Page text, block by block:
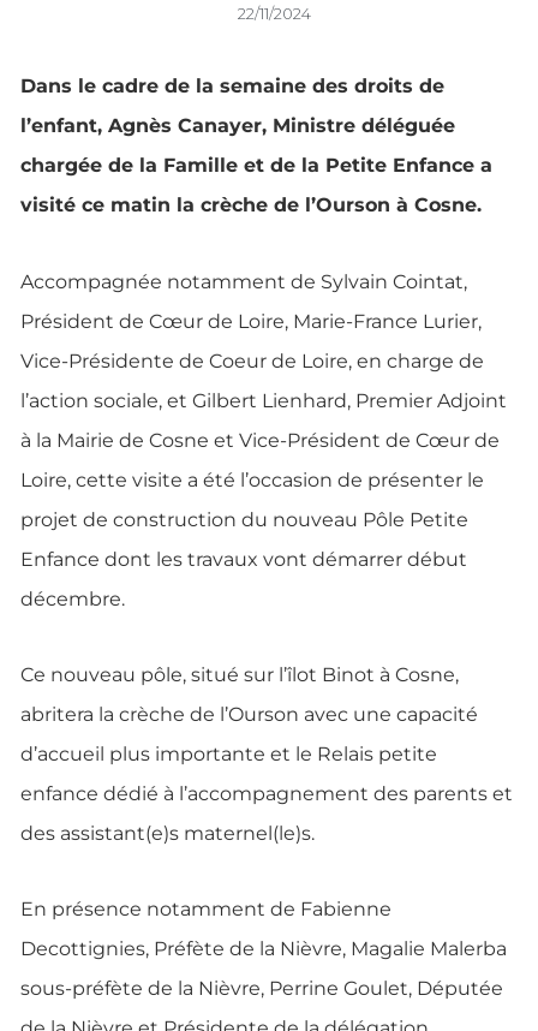
22/11/2024
Dans le cadre de la semaine des droits de
l’enfant, Agnès Canayer, Ministre déléguée
chargée de la Famille et de la Petite Enfance a
visité ce matin la crèche de l’Ourson à Cosne.
Accompagnée notamment de Sylvain Cointat,
Président de Cœur de Loire, Marie-France Lurier,
Vice-Présidente de Coeur de Loire, en charge de
l’action sociale, et Gilbert Lienhard, Premier Adjoint
à la Mairie de Cosne et Vice-Président de Cœur de
Loire, cette visite a été l’occasion de présenter le
projet de construction du nouveau Pôle Petite
Enfance dont les travaux vont démarrer début
décembre.
Ce nouveau pôle, situé sur l’îlot Binot à Cosne,
abritera la crèche de l’Ourson avec une capacité
d’accueil plus importante et le Relais petite
enfance dédié à l’accompagnement des parents et
des assistant(e)s maternel(le)s.
En présence notamment de Fabienne
Decottignies, Préfète de la Nièvre, Magalie Malerba
sous-préfète de la Nièvre, Perrine Goulet, Députée